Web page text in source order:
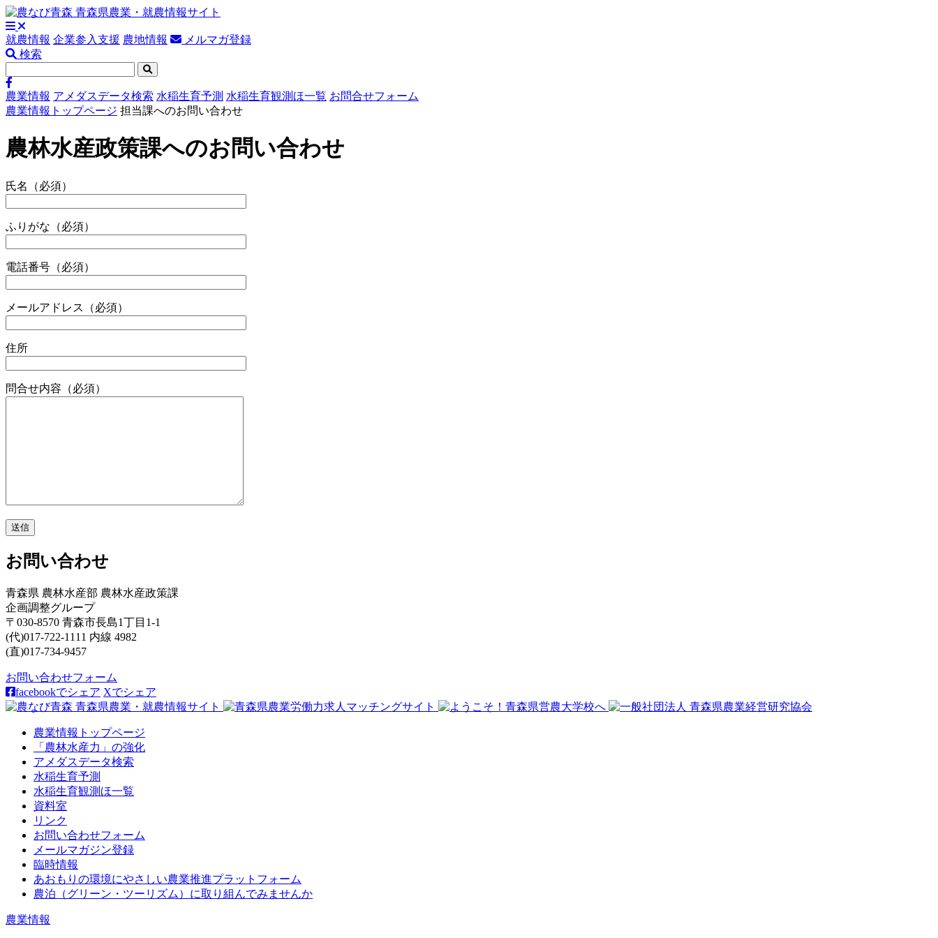
就農情報 企業参入支援 農地情報
メルマガ登録
検索
農業情報 アメダスデータ検索 水稲生育予測 水稲生育観測ほ一覧 お問合せフォーム
農業情報トップページ 担当課へのお問い合わせ
農林水産政策課へのお問い合わせ
氏名 （必須）
ふりがな （必須）
電話番号 （必須）
メールアドレス （必須）
住所
問合せ内容 （必須）
お問い合わせ
青森県 農林水産部 農林水産政策課
企画調整グループ
〒030-8570 青森市長島1丁目1-1
(代)017-722-1111 内線 4982
(直)017-734-9457
お問い合わせフォーム
facebookでシェア Xでシェア
農業情報トップページ
「農林水産力」の強化
アメダスデータ検索
水稲生育予測
水稲生育観測ほ一覧
資料室
リンク
お問い合わせフォーム
メールマガジン登録
臨時情報
あおもりの環境にやさしい農業推進プラットフォーム
農泊（グリーン・ツーリズム）に取り組んでみませんか
農業情報